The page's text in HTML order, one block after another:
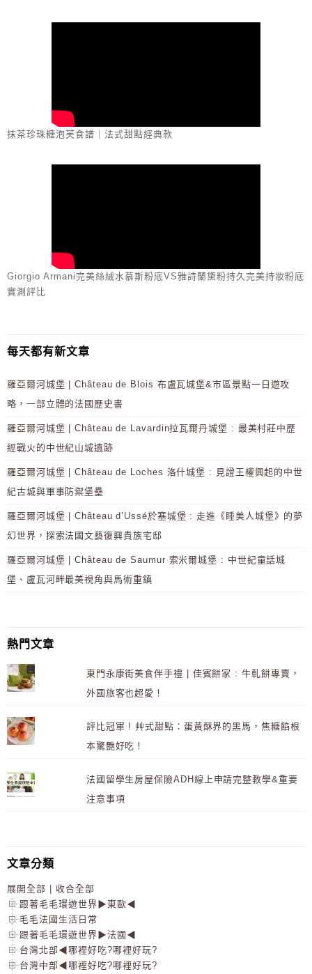
抹茶珍珠糖泡芙食譜｜法式甜點經典款
Giorgio Armani完美絲絨水慕斯粉底VS雅詩蘭黛粉持久完美持妝粉底
實測評比
每天都有新文章
羅亞爾河城堡 | Château de Blois 布盧瓦城堡&市區景點一日遊攻
略，一部立體的法國歷史書
羅亞爾河城堡 | Château de Lavardin拉瓦爾丹城堡 : 最美村莊中歷
經戰火的中世紀山城遺跡
羅亞爾河城堡 | Château de Loches 洛什城堡 : 見證王權興起的中世
紀古城與軍事防禦堡壘
羅亞爾河城堡 | Château d’Ussé於塞城堡 : 走進《睡美人城堡》的夢
幻世界，探索法國文藝復興貴族宅邸
羅亞爾河城堡 | Château de Saumur 索米爾城堡 : 中世紀童話城
堡、盧瓦河畔最美視角與馬術重鎮
熱門文章
東門永康街美食伴手禮 | 佳賓餅家 : 牛軋餅專賣，
外國旅客也超愛！
評比冠軍 ! 艸式甜點：蛋黃酥界的黑馬，焦糖餡根
本驚艷好吃！
法國留學生房屋保險ADH線上申請完整教學&重要
注意事項
文章分類
展開全部 | 收合全部
跟著毛毛環遊世界▶東歐◀
毛毛法國生活日常
跟著毛毛環遊世界▶法國◀
台灣北部◀哪裡好吃?哪裡好玩?
台灣中部◀哪裡好吃?哪裡好玩?